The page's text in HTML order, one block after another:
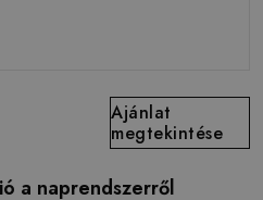
Ajánlat
megtekintése
a naprendszerről